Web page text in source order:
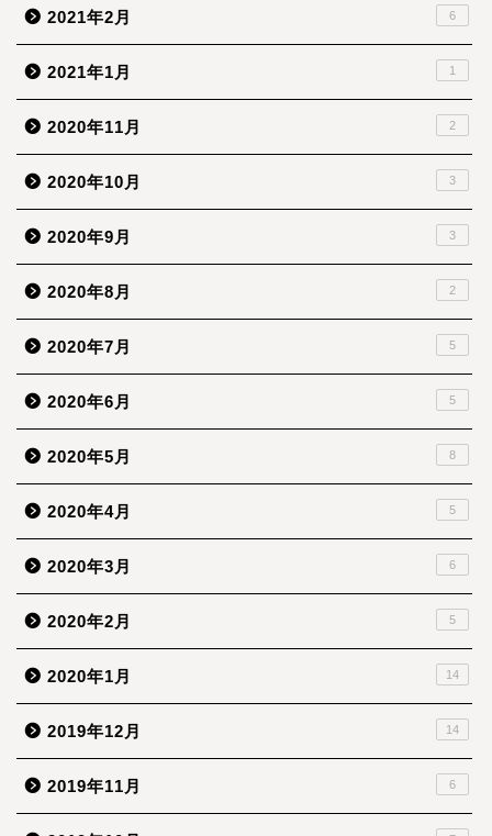
2021年2月 6
2021年1月 1
2020年11月 2
2020年10月 3
2020年9月 3
2020年8月 2
2020年7月 5
2020年6月 5
2020年5月 8
2020年4月 5
2020年3月 6
2020年2月 5
2020年1月 14
2019年12月 14
2019年11月 6